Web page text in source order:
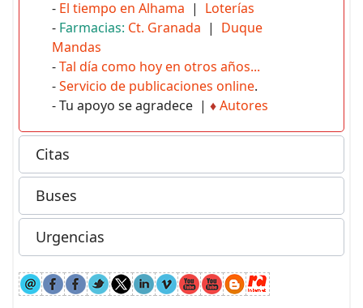
- El tiempo en Alhama | Loterías
- Farmacias: Ct. Granada | Duque
Mandas
-Tal día como hoy en otros años...
-Servicio de publicaciones online.
- Tu apoyo se agradece | ♦Autores
Citas
Buses
Urgencias